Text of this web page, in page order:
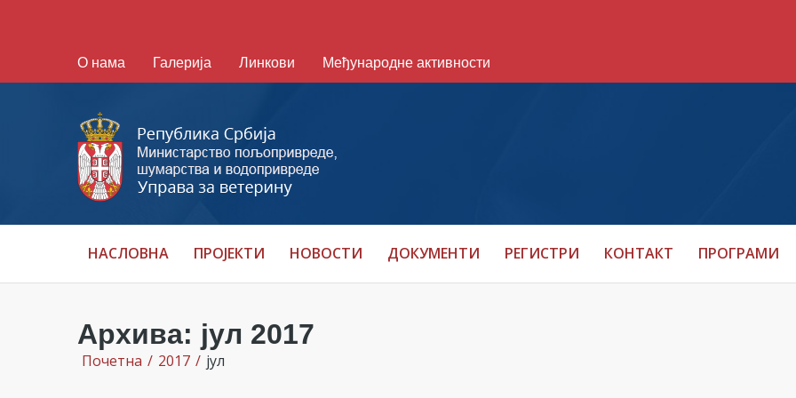
О нама Галерија Линкови Међународне активности
НАСЛОВНА ПРОЈЕКТИ НОВОСТИ ДОКУМЕНТИ РЕГИСТРИ КОНТАКТ ПРОГРАМИ
Архива: јул 2017
Почетна / 2017 / јул